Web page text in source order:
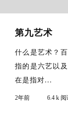
第九艺术
什么是艺术？
指的是六艺以
在是指对...
2年前 6.4 k 阅